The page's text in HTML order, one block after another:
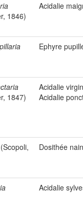
1846)
Acidalie
Ephyre
1847)
Acidalie
Acidalie
(Scopoli,
Dosithée
Acidalie